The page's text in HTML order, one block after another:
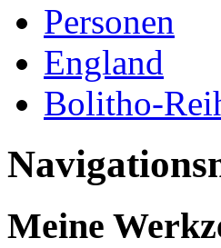
Personen
England
Bolitho-
Meine